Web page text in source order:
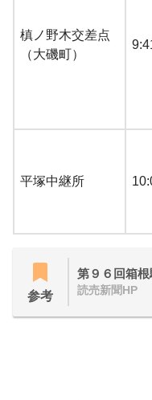
槙ノ野木交差点
（大磯町）
平塚中継所
参考
第９６回箱
読売新聞HP